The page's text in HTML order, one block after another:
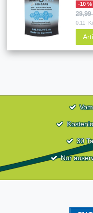
-10 %
29,99
0.11
30
Nur